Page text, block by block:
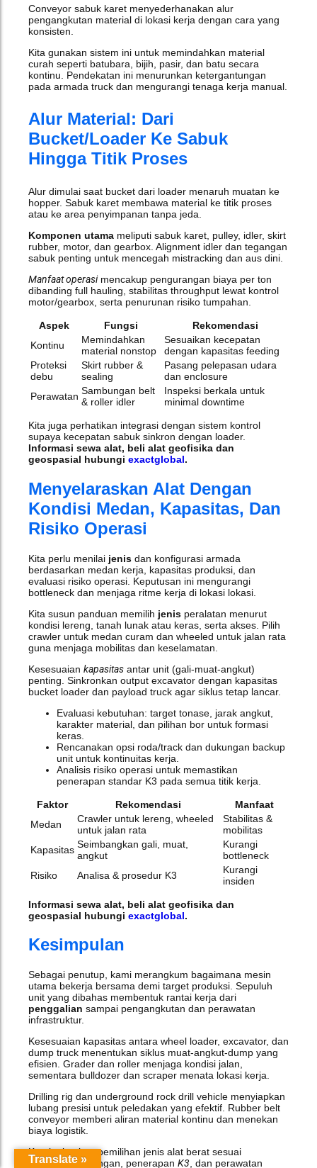
Conveyor sabuk karet menyederhanakan alur
pengangkutan material di lokasi kerja dengan cara yang
konsisten.
Kita gunakan sistem ini untuk memindahkan material
curah seperti batubara, bijih, pasir, dan batu secara
kontinu. Pendekatan ini menurunkan ketergantungan
pada armada truck dan mengurangi tenaga kerja manual.
Alur Material: Dari
Bucket/loader Ke Sabuk
Hingga Titik Proses
Alur dimulai saat bucket dari loader menaruh muatan ke
hopper. Sabuk karet membawa material ke titik proses
atau ke area penyimpanan tanpa jeda.
Komponen utamameliputi sabuk karet, pulley, idler, skirt
rubber, motor, dan gearbox. Alignment idler dan tegangan
sabuk penting untuk mencegah mistracking dan aus dini.
Manfaat operasimencakup pengurangan biaya per ton
dibanding full hauling, stabilitas throughput lewat kontrol
motor/gearbox, serta penurunan risiko tumpahan.
Aspek Fungsi
Rekomendasi
Kontinu
Memindahkan
material nonstop
Sesuaikan kecepatan
dengan kapasitas feeding
Proteksi
debu
Skirt rubber &
sealing
Pasang pelepasan udara
dan enclosure
Perawatan Sambungan belt
& roller idler
Inspeksi berkala untuk
minimal downtime
Kita juga perhatikan integrasi dengan sistem kontrol
supaya kecepatan sabuk sinkron dengan loader.
Informasi sewa alat, beli alat geofisika dan
geospasial hubungi exactglobal.
Menyelaraskan Alat Dengan
Kondisi Medan, Kapasitas, Dan
Risiko Operasi
Kita perlu menilai jenisdan konfigurasi armada
berdasarkan medan kerja, kapasitas produksi, dan
evaluasi risiko operasi. Keputusan ini mengurangi
bottleneck dan menjaga ritme kerja di lokasi lokasi.
Kita susun panduan memilih jenisperalatan menurut
kondisi lereng, tanah lunak atau keras, serta akses. Pilih
crawler untuk medan curam dan wheeled untuk jalan rata
guna menjaga mobilitas dan keselamatan.
Kesesuaian kapasitasantar unit (gali‑muat‑angkut)
penting. Sinkronkan output excavator dengan kapasitas
bucket loader dan payload truck agar siklus tetap lancar.
Evaluasi kebutuhan: target tonase, jarak angkut,
karakter material, dan pilihan bor untuk formasi
keras.
Rencanakan opsi roda/track dan dukungan backup
unit untuk kontinuitas kerja.
Analisis risiko operasi untuk memastikan
penerapan standar K3 pada semua titik kerja.
Faktor Rekomendasi
Manfaat
Medan
Crawler untuk lereng, wheeled
untuk jalan rata
Stabilitas &
mobilitas
Kapasitas Seimbangkan gali, muat,
angkut
Kurangi
bottleneck
Risiko
Analisa & prosedur K3
Kurangi
insiden
Informasi sewa alat, beli alat geofisika dan
geospasial hubungi exactglobal.
Kesimpulan
Sebagai penutup, kami merangkum bagaimana mesin
utama bekerja bersama demi target produksi. Sepuluh
unit yang dibahas membentuk rantai kerja dari
penggalian sampai pengangkutan dan perawatan
infrastruktur.
Kesesuaian kapasitas antara wheel loader, excavator, dan
dump truck menentukan siklus muat‑angkut‑dump yang
efisien. Grader dan roller menjaga kondisi jalan,
sementara bulldozer dan scraper menata lokasi kerja.
Drilling rig dan underground rock drill vehicle menyiapkan
lubang presisi untuk peledakan yang efektif. Rubber belt
conveyor memberi aliran material kontinu dan menekan
biaya logistik.
Kami tekankan pemilihan jenis alat berat sesuai
kebutuhan lapangan, penerapan K3, dan perawatan
Translate »